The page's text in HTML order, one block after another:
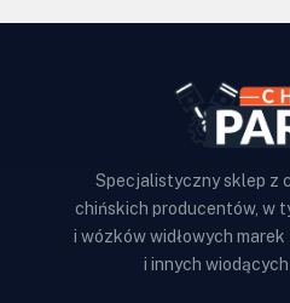
Specjalistyczny sklep z
chińskich producentów, w
i wózków widłowych
i innych